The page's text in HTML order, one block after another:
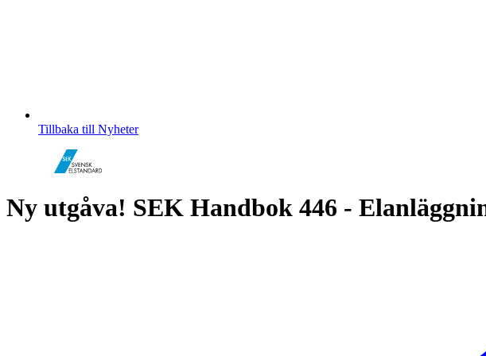
Tillbaka till Nyheter
Ny utgåva! SEK Handbok 446 -